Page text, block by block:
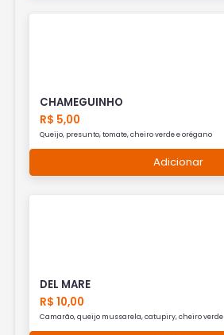
CHAMEGUINHO
R$ 5,00
Queijo, presunto, tomate, cheiro verde e orégano
Adicionar
DEL MARE
R$ 10,00
Camarão, queijo mussarela, catupiry, cheiro verde